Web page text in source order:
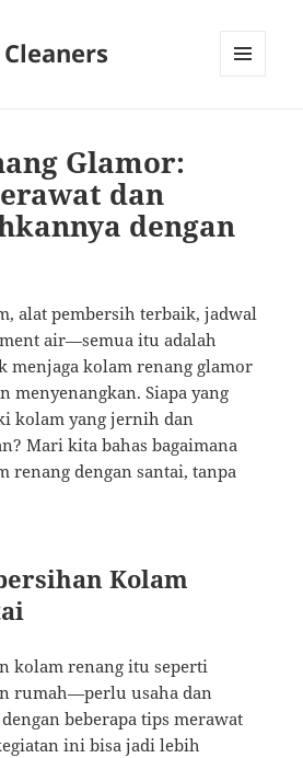
Glamor:
dan
dengan
alat pembersih terbaik, jadwal
air—semua itu adalah
menjaga kolam renang glamor
menyenangkan. Siapa yang
kolam yang jernih dan
Mari kita bahas bagaimana
renang dengan santai, tanpa
Kolam
kolam renang itu seperti
rumah—perlu usaha dan
beberapa tips merawat
ini bisa jadi lebih